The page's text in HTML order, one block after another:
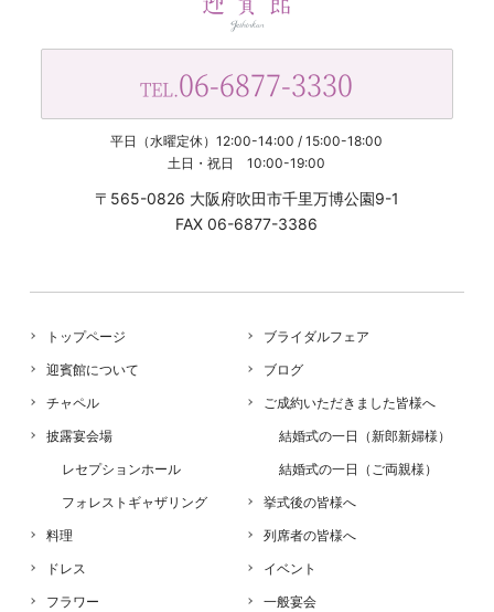
TEL.06-6877-3330
平日（水曜定休）12:00-14:00 / 15:00-18:00
土日・祝日 10:00-19:00
〒565-0826 大阪府吹田市千里万博公園9-1
FAX 06-6877-3386
トップページ
迎賓館について
チャペル
披露宴会場
レセプションホール
フォレストギャザリング
料理
ドレス
フラワー
ブライダルフェア
ブログ
ご成約いただきました皆様へ
結婚式の一日（新郎新婦様）
結婚式の一日（ご両親様）
挙式後の皆様へ
列席者の皆様へ
イベント
一般宴会